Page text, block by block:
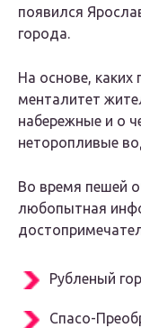
появился
города.
На основе,
менталитет
набережные и о
неторопливые
Во время пешей
любопытная
Рубленый
Спасо-